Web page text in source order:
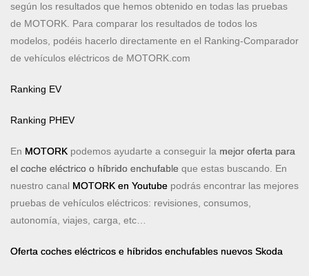
según los resultados que hemos obtenido en todas las pruebas
de MOTORK. Para comparar los resultados de todos los
modelos, podéis hacerlo directamente en el Ranking-Comparador
de vehículos eléctricos de MOTORK.com
Ranking EV
Ranking PHEV
En MOTORK podemos ayudarte a conseguir la mejor oferta para
el coche eléctrico o híbrido enchufable que estas buscando. En
nuestro canal MOTORK en Youtube podrás encontrar las mejores
pruebas de vehículos eléctricos: revisiones, consumos,
autonomía, viajes, carga, etc…
Oferta coches eléctricos e híbridos enchufables nuevos Skoda